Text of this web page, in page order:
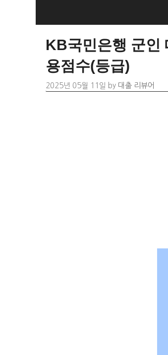
KB국민은행 군인
용점수(등급)
2025년 05월 11일 by 대출 리뷰어